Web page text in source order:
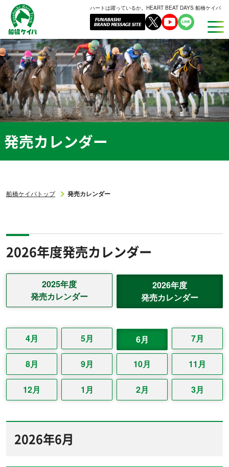
船
橋
ケ
イ
バ
ハートは躍っているか。HEART BEAT DAYS 船橋ケイバ
発売カレンダー
船橋ケイバトップ 発売カレンダー
2026年度発売カレンダー
2025年度
発売カレンダー
2026年度
発売カレンダー
4月 5月 6月 7月
8月 9月 10月 11月
12月 1月 2月 3月
2026年6月